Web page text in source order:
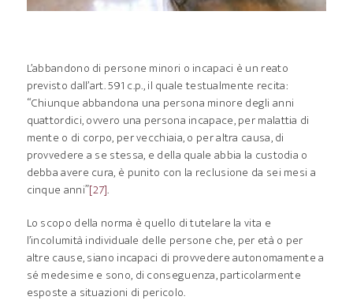
L’abbandono di persone minori o incapaci è un reato
previsto dall’art. 591 c.p., il quale testualmente recita:
“Chiunque abbandona una persona minore degli anni
quattordici, ovvero una persona incapace, per malattia di
mente o di corpo, per vecchiaia, o per altra causa, di
provvedere a se stessa, e della quale abbia la custodia o
debba avere cura, è punito con la reclusione da sei mesi a
cinque anni”[27].
Lo scopo della norma è quello di tutelare la vita e
l’incolumità individuale delle persone che, per età o per
altre cause, siano incapaci di provvedere autonomamente a
sé medesime e sono, di conseguenza, particolarmente
esposte a situazioni di pericolo.